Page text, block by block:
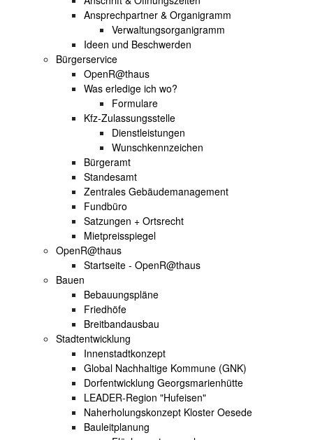
Ansprechpartner & Organigramm
Verwaltungsorganigramm
Ideen und Beschwerden
Bürgerservice
OpenR@thaus
Was erledige ich wo?
Formulare
Kfz-Zulassungsstelle
Dienstleistungen
Wunschkennzeichen
Bürgeramt
Standesamt
Zentrales Gebäudemanagement
Fundbüro
Satzungen + Ortsrecht
Mietpreisspiegel
OpenR@thaus
Startseite - OpenR@thaus
Bauen
Bebauungspläne
Friedhöfe
Breitbandausbau
Stadtentwicklung
Innenstadtkonzept
Global Nachhaltige Kommune (GNK)
Dorfentwicklung Georgsmarienhütte
LEADER-Region "Hufeisen"
Naherholungskonzept Kloster Oesede
Bauleitplanung